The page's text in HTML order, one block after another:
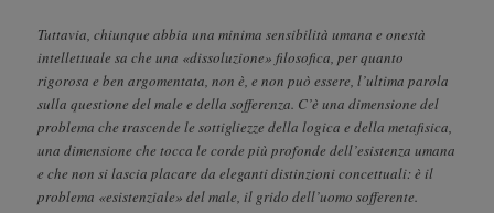
Tuttavia, chiunque abbia una minima sensibilità umana e onestà
intellettuale sa che una «dissoluzione» filosofica, per quanto
rigorosa e ben argomentata, non è, e non può essere, l’ultima parola
sulla questione del male e della sofferenza. C’è una dimensione del
problema che trascende le sottigliezze della logica e della metafisica,
una dimensione che tocca le corde più profonde dell’esistenza umana
e che non si lascia placare da eleganti distinzioni concettuali: è il
problema «esistenziale» del male, il grido dell’uomo sofferente.